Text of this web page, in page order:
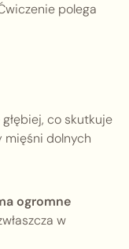
polega
co skutkuje
mięśni dolnych
ogromne
w